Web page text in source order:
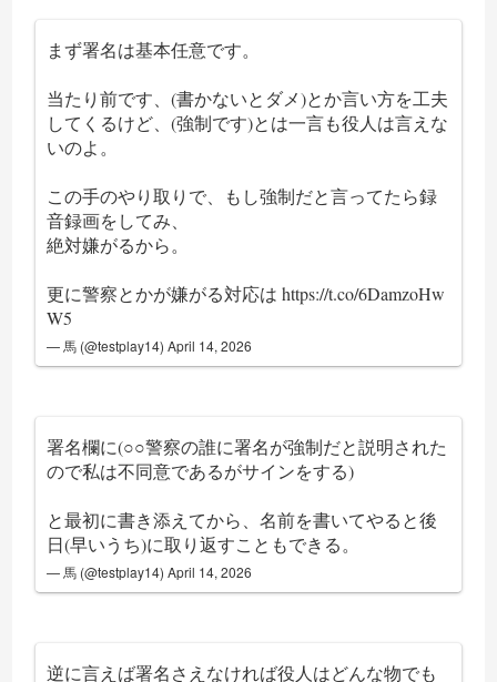
まず署名は基本任意です。
当たり前です、(書かないとダメ)とか言い方を工夫
してくるけど、(強制です)とは一言も役人は言えな
いのよ。
この手のやり取りで、もし強制だと言ってたら録
音録画をしてみ、
絶対嫌がるから。
更に警察とかが嫌がる対応はhttps://t.co/6DamzoHw
W5
— 馬 (@testplay14)April 14, 2026
署名欄に(○○警察の誰に署名が強制だと説明された
ので私は不同意であるがサインをする)
と最初に書き添えてから、名前を書いてやると後
日(早いうち)に取り返すこともできる。
— 馬 (@testplay14)April 14, 2026
逆に言えば署名さえなければ役人はどんな物でも